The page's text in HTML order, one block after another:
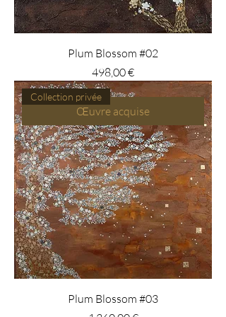
Plum Blossom #02
Prix
498,00 €
Œuvre acquise
Collection privée
Plum Blossom #03